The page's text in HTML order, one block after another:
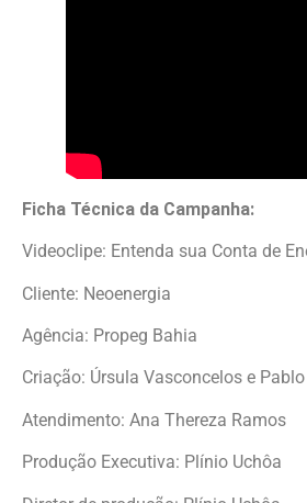
Ficha Técnica da Campanha:
Videoclipe: Entenda sua Conta de
Cliente: Neoenergia
Agência: Propeg Bahia
Criação: Úrsula Vasconcelos e
Atendimento: Ana Thereza Ramos
Produção Executiva: Plínio Uchôa